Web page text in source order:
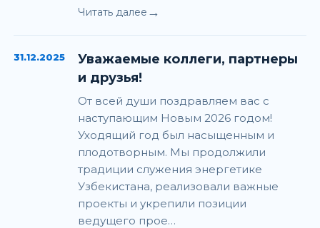
Читать далее →
31.12.2025
Уважаемые коллеги, партнеры
и друзья!
От всей души поздравляем вас с
наступающим Новым 2026 годом!
Уходящий год был насыщенным и
плодотворным. Мы продолжили
традиции служения энергетике
Узбекистана, реализовали важные
проекты и укрепили позиции
ведущего прое…